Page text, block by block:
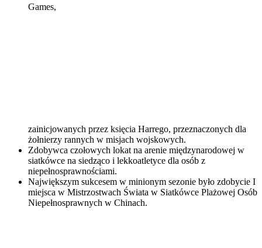
Games,
zainicjowanych przez księcia Harrego, przeznaczonych dla
żołnierzy rannych w misjach wojskowych.
Zdobywca czołowych lokat na arenie międzynarodowej w
siatkówce na siedząco i lekkoatletyce dla osób z
niepełnosprawnościami.
Największym sukcesem w minionym sezonie było zdobycie I
miejsca w Mistrzostwach Świata w Siatkówce Plażowej Osób
Niepełnosprawnych w Chinach.